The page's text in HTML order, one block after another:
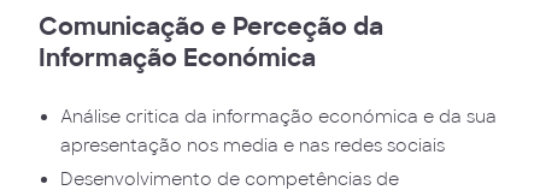
Comunicação e Perceção da
Informação Económica
Análise critica da informação económica e da sua
apresentação nos media e nas redes sociais
Desenvolvimento de competências de